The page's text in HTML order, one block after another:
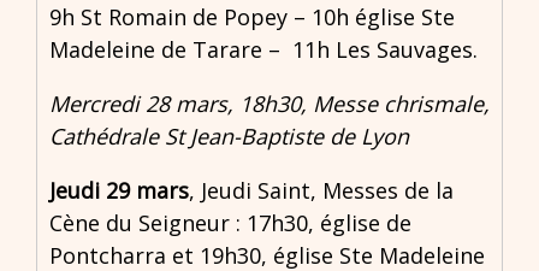
9h St Romain de Popey – 10h église Ste
Madeleine de Tarare – 11h Les Sauvages.
Mercredi 28 mars, 18h30, Messe chrismale,
Cathédrale St Jean-Baptiste de Lyon
Jeudi 29 mars, Jeudi Saint, Messes de la
Cène du Seigneur : 17h30, église de
Pontcharra et 19h30, église Ste Madeleine